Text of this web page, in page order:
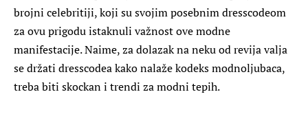
brojni celebritiji, koji su svojim posebnim dresscodeom
za ovu prigodu istaknuli važnost ove modne
manifestacije. Naime, za dolazak na neku od revija valja
se držati dresscodea kako nalaže kodeks modnoljubaca,
treba biti skockan i trendi za modni tepih.